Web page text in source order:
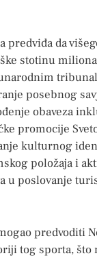
predviđa da
stotinu
posebnog
obaveza
promocije
kulturnog
položaja i
u poslovanje
predvoditi
tog sporta, što